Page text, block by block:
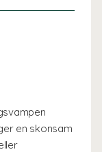
en skonsam